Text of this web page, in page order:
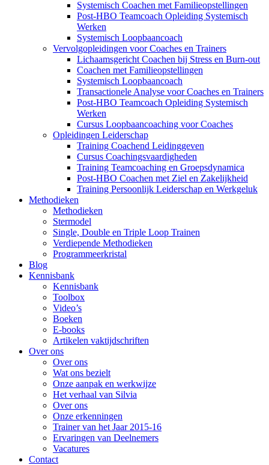
Systemisch Coachen met Familieopstellingen
Post-HBO Teamcoach Opleiding Systemisch
Werken
Systemisch Loopbaancoach
Vervolgopleidingen voor Coaches en Trainers
Lichaamsgericht Coachen bij Stress en Burn-out
Coachen met Familieopstellingen
Systemisch Loopbaancoach
Transactionele Analyse voor Coaches en Trainers
Post-HBO Teamcoach Opleiding Systemisch
Werken
Cursus Loopbaancoaching voor Coaches
Opleidingen Leiderschap
Training Coachend Leidinggeven
Cursus Coachingsvaardigheden
Training Teamcoaching en Groepsdynamica
Post-HBO Coachen met Ziel en Zakelijkheid
Training Persoonlijk Leiderschap en Werkgeluk
Methodieken
Methodieken
Stermodel
Single, Double en Triple Loop Trainen
Verdiepende Methodieken
Programmeerkristal
Blog
Kennisbank
Kennisbank
Toolbox
Video’s
Boeken
E-books
Artikelen vaktijdschriften
Over ons
Over ons
Wat ons bezielt
Onze aanpak en werkwijze
Het verhaal van Silvia
Over ons
Onze erkenningen
Trainer van het Jaar 2015-16
Ervaringen van Deelnemers
Vacatures
Contact